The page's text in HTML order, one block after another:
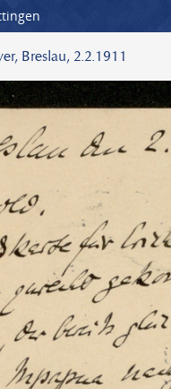
Breslau, 2.2.1911